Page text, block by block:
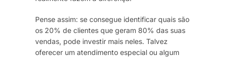
Pense assim: se consegue identificar quais são
os 20% de clientes que geram 80% das suas
vendas, pode investir mais neles. Talvez
oferecer um atendimento especial ou algum